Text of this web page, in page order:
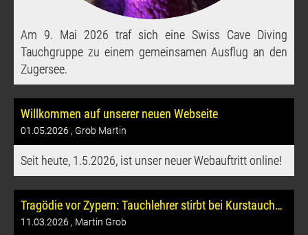
Am 9. Mai 2026 traf sich eine Swiss Cave Diving
Tauchgruppe zu einem gemeinsamen Ausflug an den
Zugersee.
Willkommen auf unserer neuen Webseite
01.05.2026 , Grob Martin
Seit heute, 1.5.2026, ist unser neuer Webauftritt online!
Tragödie vor Zypern: Tauchlehrer stirbt bei Kurstauchgang am Zenobia-Wrack
11.03.2026 , Martin Grob